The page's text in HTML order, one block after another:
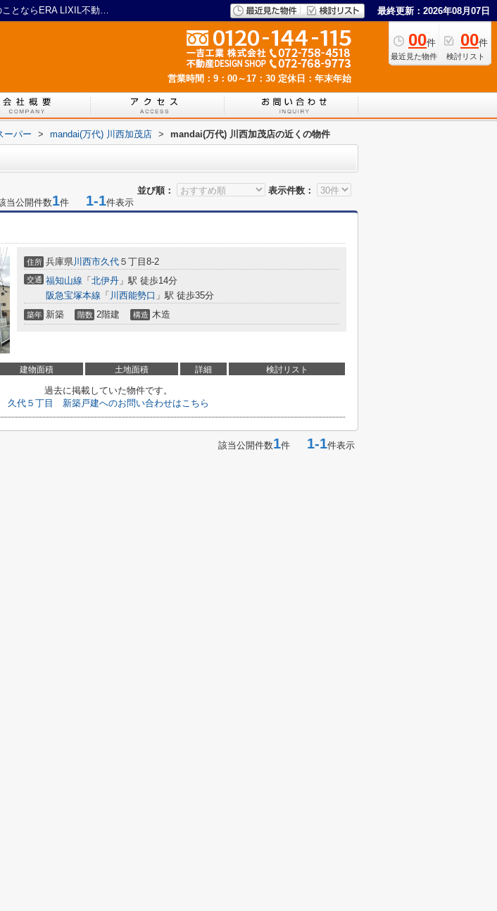
mandai(万代) 川西加茂店周辺の物件一覧｜川西の戸建てや土地など不動産のことならERA LIXIL不動産ショップ 一吉 最終更新：2026年08月07日
00件
最近見た物件
00件
検討リスト
営業時間：9：00～17：30 定休日：年末年始
ーパー > mandai(万代) 川西加茂店 > mandai(万代) 川西加茂店の近くの物件
並び順： 表示件数：
当公開件数1件 1-1件表示
住所 兵庫県川西市久代 ５丁目8-2
交通 福知山線 「 北伊丹 」駅 徒歩14分
阪急宝塚本線 「 川西能勢口 」駅 徒歩35分
築年 新築 階数 2階建 構造 木造
建物面積 土地面積 詳細 検討リスト
過去に掲載していた物件です。
久代５丁目 新築戸建へのお問い合わせはこちら
該当公開件数1件 1-1件表示